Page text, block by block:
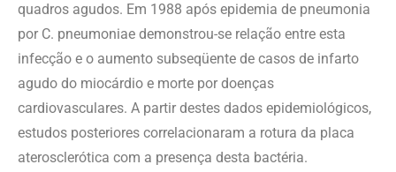
quadros agudos. Em 1988 após epidemia de pneumonia
por C. pneumoniae demonstrou-se relação entre esta
infecção e o aumento subseqüente de casos de infarto
agudo do miocárdio e morte por doenças
cardiovasculares. A partir destes dados epidemiológicos,
estudos posteriores correlacionaram a rotura da placa
aterosclerótica com a presença desta bactéria.